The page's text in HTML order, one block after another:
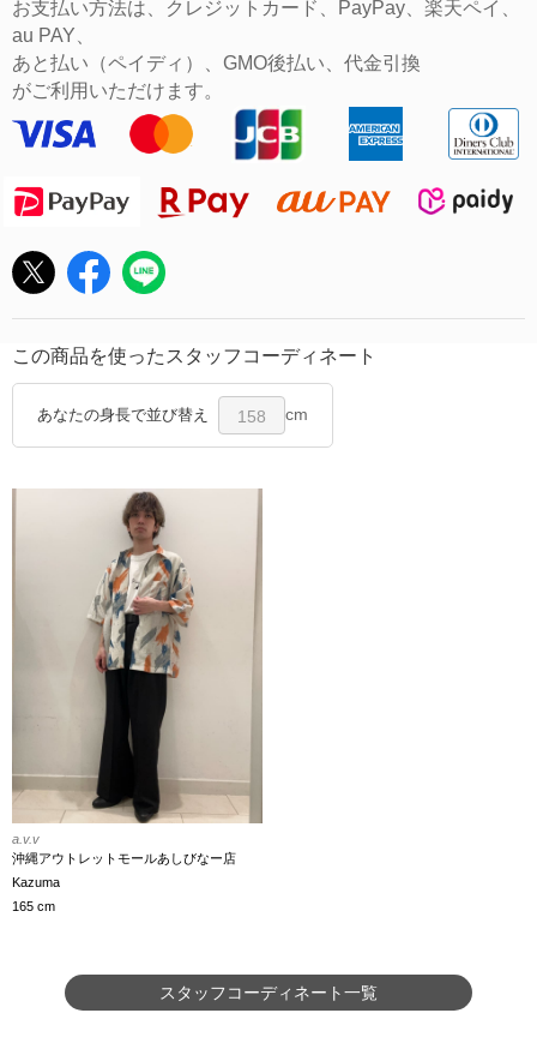
お支払い方法は、クレジットカード、PayPay、楽天ペイ、
au PAY、
あと払い（ペイディ）、GMO後払い、代金引換
がご利用いただけます。
この商品を使ったスタッフコーディネート
あなたの身長で並び替え 158 cm
a.v.v
沖縄アウトレットモールあしびなー店
Kazuma
165 cm
スタッフコーディネート一覧